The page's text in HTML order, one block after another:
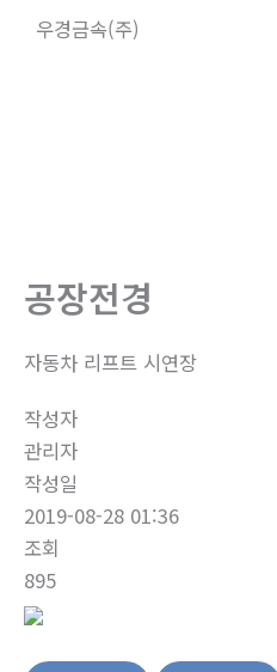
우경금속(주)
공장전경
자동차 리프트 시연장
작성자
관리자
작성일
2019-08-28 01:36
조회
895